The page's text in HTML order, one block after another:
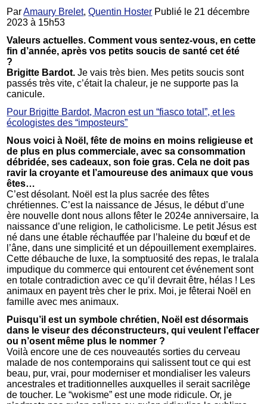
ParAmaury Brelet,Quentin Hoster Publié le 21 décembre
2023 à 15h53
Valeurs actuelles. Comment vous sentez-vous, en cette
fin d’année, après vos petits soucis de santé cet été
?
Brigitte Bardot. Je vais très bien. Mes petits soucis sont
passés très vite, c’était la chaleur, je ne supporte pas la
canicule.
Pour Brigitte Bardot, Macron est un “fiasco total”, et les
écologistes des “imposteurs”
Nous voici à Noël, fête de moins en moins religieuse et
de plus en plus commerciale, avec sa consommation
débridée, ses cadeaux, son foie gras. Cela ne doit pas
ravir la croyante et l’amoureuse des animaux que vous
êtes…
C’est désolant. Noël est la plus sacrée des fêtes
chrétiennes. C’est la naissance de Jésus, le début d’une
ère nouvelle dont nous allons fêter le 2024e anniversaire, la
naissance d’une religion, le catholicisme. Le petit Jésus est
né dans une étable réchauffée par l’haleine du bœuf et de
l’âne, dans une simplicité et un dépouillement exemplaires.
Cette débauche de luxe, la somptuosité des repas, le tralala
impudique du commerce qui entourent cet événement sont
en totale contradiction avec ce qu’il devrait être, hélas ! Les
animaux en payent très cher le prix. Moi, je fêterai Noël en
famille avec mes animaux.
Puisqu’il est un symbole chrétien, Noël est désormais
dans le viseur des déconstructeurs, qui veulent l’effacer
ou n’osent même plus le nommer ?
Voilà encore une de ces nouveautés sorties du cerveau
malade de nos contemporains qui salissent tout ce qui est
beau, pur, vrai, pour moderniser et mondialiser les valeurs
ancestrales et traditionnelles auxquelles il serait sacrilège
de toucher. Le “wokisme” est une mode ridicule. Or, je